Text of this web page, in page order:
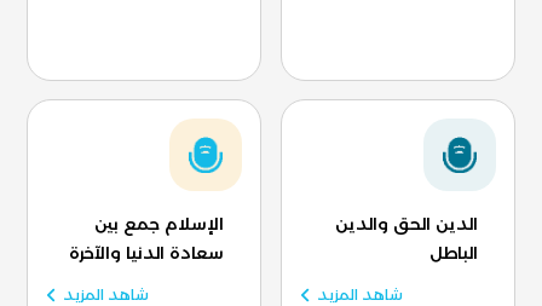
الدين الحق والدين
الباطل
شاهد المزيد
الإسلام جمع بين
سعادة الدنيا والآخرة
شاهد المزيد